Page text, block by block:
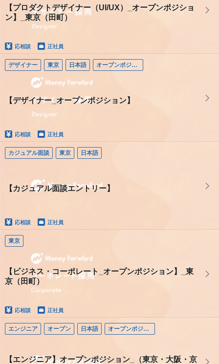
【プロダクトデザイナー（UI/UX）_オープンポジショ
ン】_東京（田町）
応相談 正社員
デザイナー 東京 日本語 オープンポジション（デザイナー）
【デザイナー_オープンポジション】
応相談 正社員
カジュアル面談 東京 日本語
【カジュアル面談エントリー】
応相談 正社員
東京
【ビジネス・コーポレート_オープンポジション】_東
京（田町）
応相談 正社員
エンジニア オープン 日本語 オープンポジション（エンジニア）
【エンジニア】オープンポジション_（東京・大阪・京